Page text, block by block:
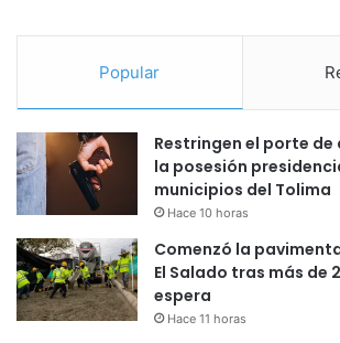
Popular
Restringen el porte
la posesión
municipios del Tolima
Hace 10 horas
Comenzó la
El Salado tras más de
espera
Hace 11 horas